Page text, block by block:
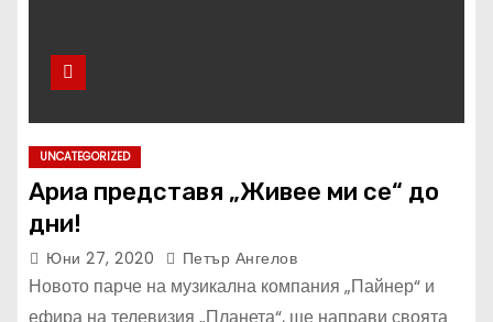
UNCATEGORIZED
Ариа представя „Живее ми се“ до
дни!
Юни 27, 2020 Петър Ангелов
Новото парче на музикална компания „Пайнер“ и